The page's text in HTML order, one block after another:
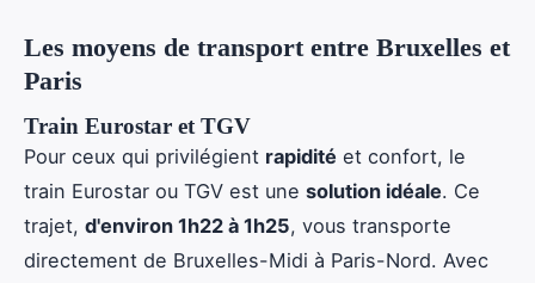
Les moyens de transport entre Bruxelles et
Paris
Train Eurostar et TGV
Pour ceux qui privilégient rapidité et confort, le
train Eurostar ou TGV est une solution idéale. Ce
trajet, d'environ 1h22 à 1h25, vous transporte
directement de Bruxelles-Midi à Paris-Nord. Avec